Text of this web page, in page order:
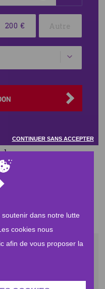
CONTINUER SANS ACCEPTER
dans notre lutte
cookies nous
afin de vous proposer la
d'informations
200 €
la prière de l'aïd al